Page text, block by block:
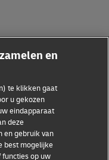
en
te klikken gaat
u gekozen
eindapparaat
deze
en gebruik van
best mogelijke
functies op uw